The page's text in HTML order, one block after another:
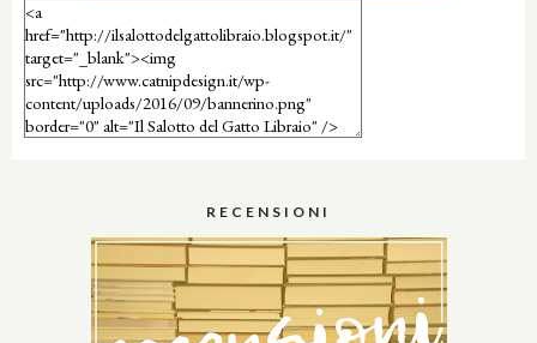
RECENSIONI